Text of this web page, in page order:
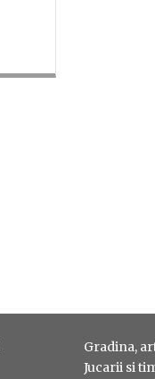
Gradina,
Jucarii si